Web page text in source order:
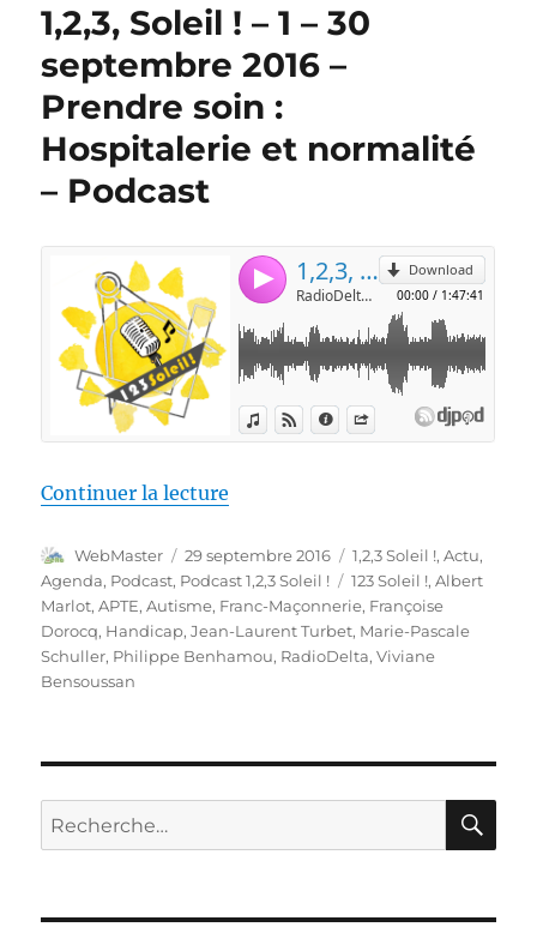
1,2,3, Soleil ! – 1 – 30
septembre 2016 –
Prendre soin :
Hospitalerie et normalité
– Podcast
Continuer la lecture
Auteur
WebMaster
Publié
le
29 septembre 2016 Catégories
1,2,3 Soleil !,Actu,
Agenda, Podcast, Podcast 1,2,3 Soleil ! Étiquettes
123 Soleil !,Albert
Marlot,APTE,Autisme, Franc-Maçonnerie, Françoise
Dorocq, Handicap,Jean-Laurent Turbet, Marie-Pascale
Schuller, Philippe Benhamou, RadioDelta,Viviane
Bensoussan
Recherche
pour :